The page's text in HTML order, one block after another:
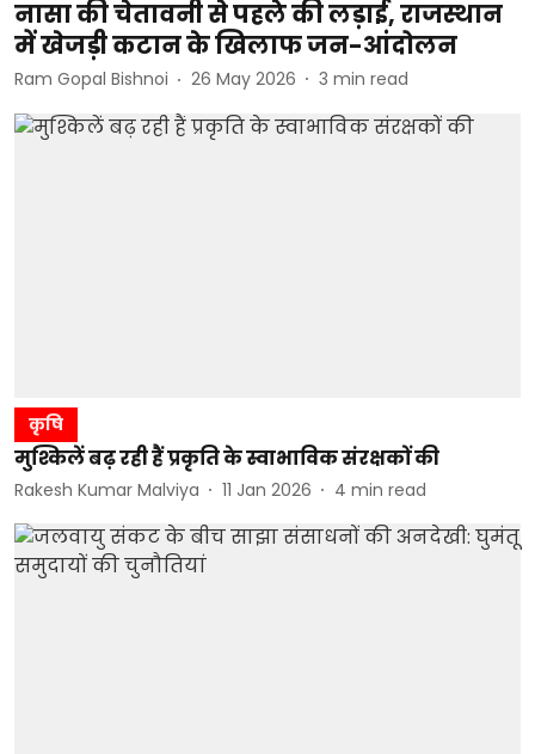
नासा की चेतावनी से पहले की लड़ाई, राजस्थान
में खेजड़ी कटान के खिलाफ जन-आंदोलन
Ram Gopal Bishnoi 26 May 2026 3 min read
कृषि
मुश्किलें बढ़ रही हैं प्रकृति के स्वाभाविक संरक्षकों की
Rakesh Kumar Malviya 11 Jan 2026 4 min read